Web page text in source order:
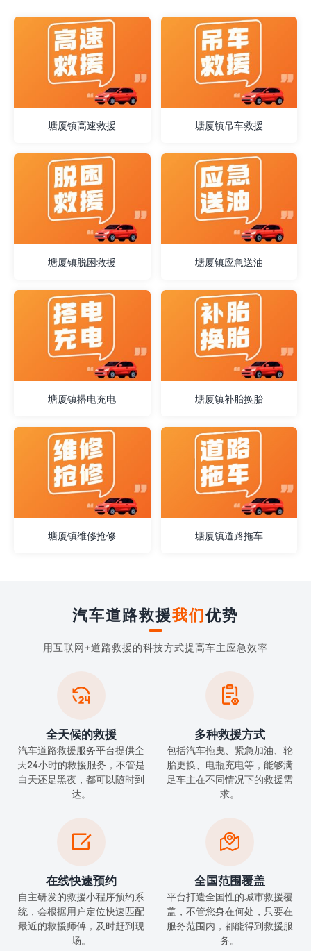
塘厦镇高速救援 塘厦镇吊车救援
塘厦镇脱困救援 塘厦镇应急送油
塘厦镇搭电充电 塘厦镇补胎换胎
塘厦镇维修抢修 塘厦镇道路拖车
汽车道路救援我们优势
用互联网+道路救援的科技方式提高车主应急效率

全天候的救援
汽车道路救援服务平台提供全
天24小时的救援服务，不管是
白天还是黑夜，都可以随时到
达。

多种救援方式
包括汽车拖曳、紧急加油、轮
胎更换、电瓶充电等，能够满
足车主在不同情况下的救援需
求。

在线快速预约
自主研发的救援小程序预约系
统，会根据用户定位快速匹配
最近的救援师傅，及时赶到现
场。

全国范围覆盖
平台打造全国性的城市救援覆
盖，不管您身在何处，只要在
服务范围内，都能得到救援服
务。